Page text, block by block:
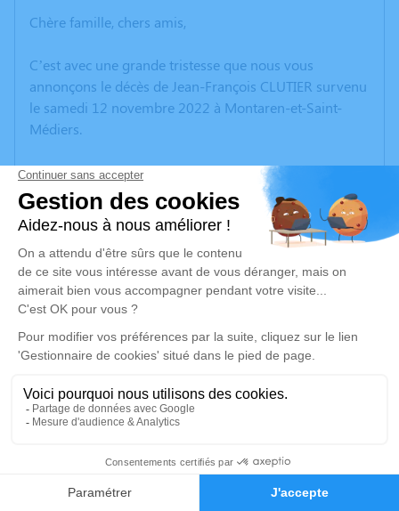
Faire-part Hommages
Chère famille, chers amis,
C’est avec une grande tristesse que nous vous
annonçons le décès de Jean-François CLUTIER survenu
le samedi 12 novembre 2022 à Montaren-et-Saint-
Médiers.
Nous vous invitons à utiliser cet espace pour laisser
vos condoléances, partager des photos souvenirs, une
anecdote ou exprimer vos pensées à travers des
poèmes ou des textes. Cet endroit est un lieu
d'expression dédié à honorer la mémoire de Jean-
François CLUTIER.
Un service de plantation d’arbre hommage est
disponible ici .
Je rends hommage
vendredi 18 novembre 2022 à 11h00
Église Saint André et Saint Médiers de